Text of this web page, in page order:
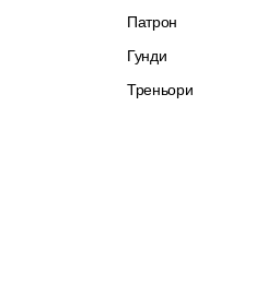
Патрон
Гунди
Треньори